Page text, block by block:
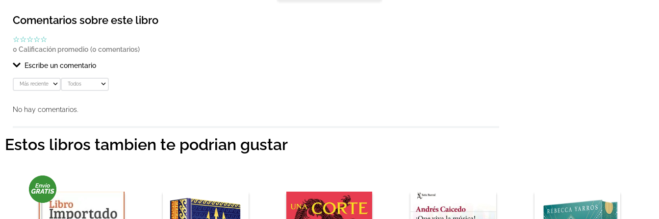
Comentarios sobre este libro
☆☆☆☆☆
0 Calificación promedio (0 comentarios)
Escribe un comentario
Agregar comentario
★★★
Tu nombre
Más reciente Todos
No hay comentarios.
Estos libros tambien te podrian gustar